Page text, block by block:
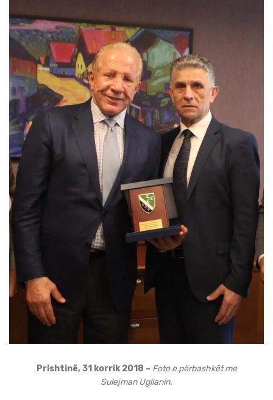
Prishtinë, 31 korrik 2018 – Foto e përbashkët me
Sulejman Uglianin.